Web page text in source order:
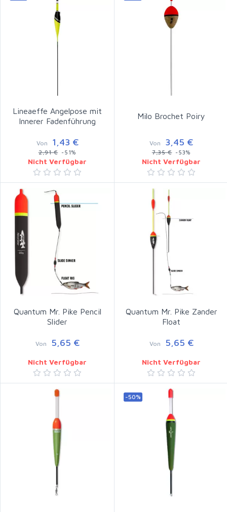
Lineaeffe Angelpose mit
Innerer Fadenführung
Von 1,43 €
2,91 €-51%
Nicht Verfügbar
Milo Brochet Poiry
Von 3,45 €
7,35 €-53%
Nicht Verfügbar
Quantum Mr. Pike Pencil
Slider
Von 5,65 €
Nicht Verfügbar
Quantum Mr. Pike Zander
Float
Von 5,65 €
Nicht Verfügbar
-50%